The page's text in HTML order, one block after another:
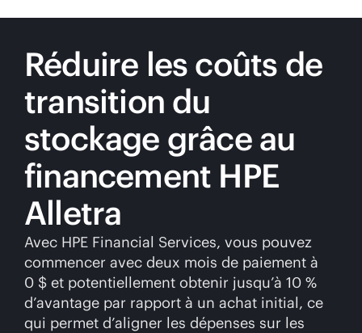
Réduire les coûts de
transition du
stockage grâce au
financement HPE
Alletra
Avec HPE Financial Services, vous pouvez
commencer avec deux mois de paiement à
0 $ et potentiellement obtenir jusqu’à 10 %
d’avantage par rapport à un achat initial, ce
qui permet d’aligner les dépenses sur les